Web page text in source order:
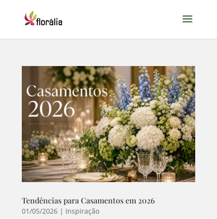
Tendências para Casamentos em 2026
01/05/2026| Inspiração